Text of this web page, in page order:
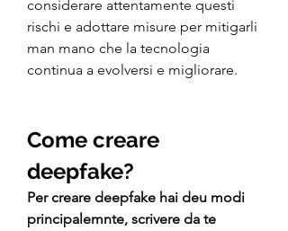
considerare attentamente questi
rischi e adottare misure per mitigarli
man mano che la tecnologia
continua a evolversi e migliorare.
Come creare
deepfake?
Per creare deepfake hai deu modi
principalemnte, scrivere da te